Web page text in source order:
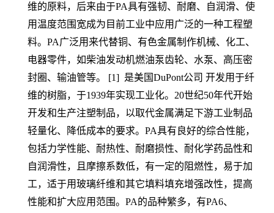
维的原料，后来由于PA具有强韧、耐磨、自润滑、使
用温度范围宽成为目前工业中应用广泛的一种工程塑
料。PA广泛用来代替铜、有色金属制作机械、化工、
电器零件，如柴油发动机燃油泵齿轮、水泵、高压密
封圈、输油管等。 [1] 是美国DuPont公司 开发用于纤
维的树脂，于1939年实现工业化。20世纪50年代开始
开发和生产注塑制品，以取代金属满足下游工业制品
轻量化、降低成本的要求。PA具有良好的综合性能，
包括力学性能、耐热性、耐磨损性、耐化学药品性和
自润滑性，且摩擦系数低，有一定的阻燃性，易于加
工，适于用玻璃纤维和其它填料填充增强改性，提高
性能和扩大应用范围。PA的品种繁多，有PA6、